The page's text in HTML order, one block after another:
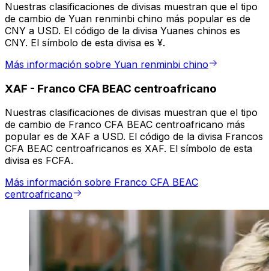
Nuestras clasificaciones de divisas muestran que el tipo
de cambio de Yuan renminbi chino más popular es de
CNY a USD. El código de la divisa Yuanes chinos es
CNY. El símbolo de esta divisa es ¥.
Más información sobre Yuan renminbi chino
XAF - Franco CFA BEAC centroafricano
Nuestras clasificaciones de divisas muestran que el tipo
de cambio de Franco CFA BEAC centroafricano más
popular es de XAF a USD. El código de la divisa Francos
CFA BEAC centroafricanos es XAF. El símbolo de esta
divisa es FCFA.
Más información sobre Franco CFA BEAC
centroafricano